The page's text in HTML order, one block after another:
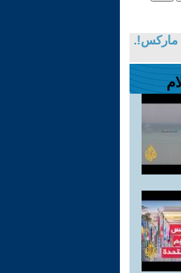
ماركس!.